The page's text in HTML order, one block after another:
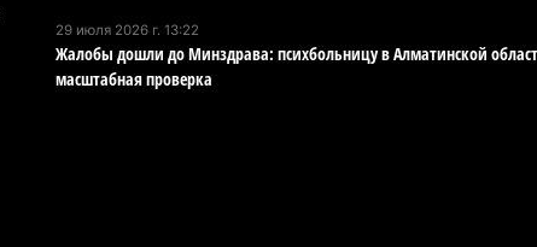
5
29 июля 2026 г. 13:22
Жалобы дошли до Минздрава: психбольницу в Алматинской
масштабная проверка